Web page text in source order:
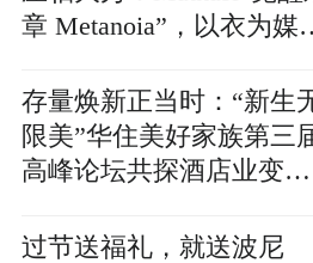
章 Metanoia”，以衣为媒
存量焕新正当时：“新生
限美”华住美好家族第三
高峰论坛共探酒店业变革
过节送福礼，就送波尼